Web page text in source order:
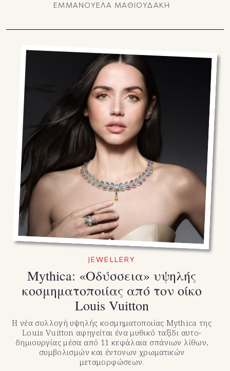
ΕΜΜΑΝΟΥΕΛΑ ΜΑΘΙΟΥΔΑΚΗ
JEWELLERY
Mythica: «Οδύσσεια» υψηλής
κοσμηματοποιίας από τον οίκο
Louis Vuitton
Η νέα συλλογή υψηλής κοσμηματοποιίας Mythica της
Louis Vuitton αφηγείται ένα μυθικό ταξίδι αυτο-
δημιουργίας μέσα από 11 κεφάλαια σπάνιων λίθων,
συμβολισμών και έντονων χρωματικών
μεταμορφώσεων.